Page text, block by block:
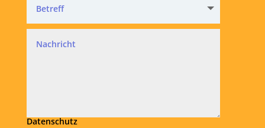
Datenschutz